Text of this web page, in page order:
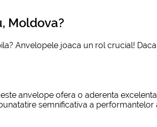
Moldova?
Anvelopele joaca un rol crucial!
anvelope ofera o aderenta
semnificativa a